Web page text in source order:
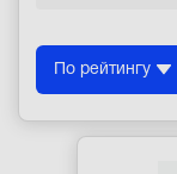
Контакты
Акции
По рейтингу